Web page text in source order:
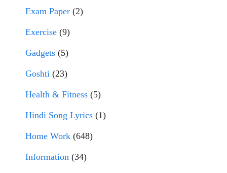
Exam Paper (2)
Exercise (9)
Gadgets (5)
Goshti (23)
Health & Fitness (5)
Hindi Song Lyrics (1)
Home Work (648)
Information (34)